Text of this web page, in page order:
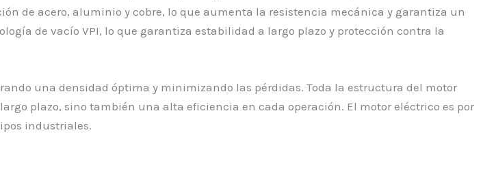
de acero, aluminio y cobre, lo que aumenta la resistencia mecánica y garantiza un
de vacío VPI, lo que garantiza estabilidad a largo plazo y protección contra la
una densidad óptima y minimizando las pérdidas. Toda la estructura del motor
plazo, sino también una alta eficiencia en cada operación. El motor eléctrico es por
industriales.